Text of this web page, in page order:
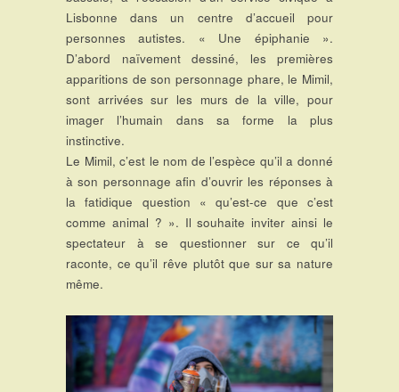
Lisbonne dans un centre d’accueil pour
personnes autistes. « Une épiphanie ».
D’abord naïvement dessiné, les premières
apparitions de son personnage phare, le Mimil,
sont arrivées sur les murs de la ville, pour
imager l’humain dans sa forme la plus
instinctive.
Le Mimil, c’est le nom de l’espèce qu’il a donné
à son personnage afin d’ouvrir les réponses à
la fatidique question « qu’est-ce que c’est
comme animal ? ». Il souhaite inviter ainsi le
spectateur à se questionner sur ce qu’il
raconte, ce qu’il rêve plutôt que sur sa nature
même.